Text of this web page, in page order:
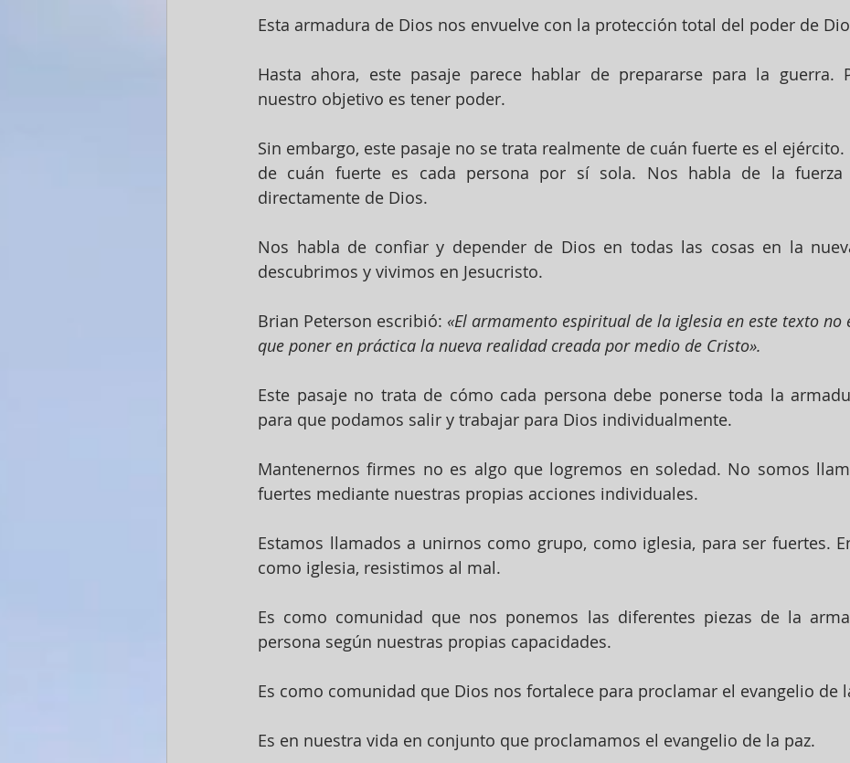
Esta armadura de Dios nos envuelve con la protección total del poder de
Hasta ahora, este pasaje parece hablar de prepararse para la guerra.
nuestro objetivo es tener poder.
Sin embargo, este pasaje no se trata realmente de cuán fuerte es el ejército.
de cuán fuerte es cada persona por sí sola. Nos habla de la fuerza
directamente de Dios.
Nos habla de confiar y depender de Dios en todas las cosas en la
descubrimos y vivimos en Jesucristo.
Brian Peterson escribió: «El armamento espiritual de la iglesia en este texto no
que poner en práctica la nueva realidad creada por medio de Cristo».
Este pasaje no trata de cómo cada persona debe ponerse toda la
para que podamos salir y trabajar para Dios individualmente.
Mantenernos firmes no es algo que logremos en soledad. No somos
fuertes mediante nuestras propias acciones individuales.
Estamos llamados a unirnos como grupo, como iglesia, para ser fuertes.
como iglesia, resistimos al mal.
Es como comunidad que nos ponemos las diferentes piezas de la
persona según nuestras propias capacidades.
Es como comunidad que Dios nos fortalece para proclamar el evangelio de
Es en nuestra vida en conjunto que proclamamos el evangelio de la paz.